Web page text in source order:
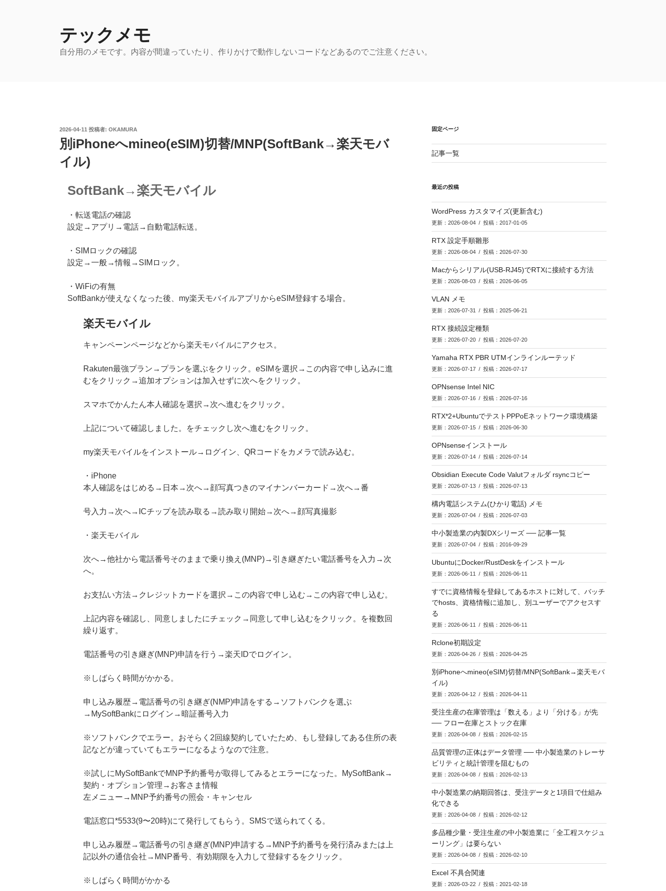
テックメモ
自分用のメモです。内容が間違っていたり、作りかけで動作しないコードなどあるのでご注意ください。
投
稿
日:
2026-04-11 投稿者: OKAMURA
別iPhoneへmineo(eSIM)切替/MNP(SoftBank→楽天モバ
イル)
SoftBank→楽天モバイル
・転送電話の確認
設定→アプリ→電話→自動電話転送。
・SIMロックの確認
設定→一般→情報→SIMロック。
・WiFiの有無
SoftBankが使えなくなった後、my楽天モバイルアプリからeSIM登録する場合。
楽天モバイル
キャンペーンページなどから楽天モバイルにアクセス。
Rakuten最強プラン→プランを選ぶをクリック。eSIMを選択→この内容で申し込みに進
むをクリック→追加オプションは加入せずに次へをクリック。
スマホでかんたん本人確認を選択→次へ進むをクリック。
上記について確認しました。をチェックし次へ進むをクリック。
my楽天モバイルをインストール→ログイン、QRコードをカメラで読み込む。
・iPhone
本人確認をはじめる→日本→次へ→顔写真つきのマイナンバーカード→次へ→番
号入力→次へ→ICチップを読み取る→読み取り開始→次へ→顔写真撮影
・楽天モバイル
次へ→他社から電話番号そのままで乗り換え(MNP)→引き継ぎたい電話番号を入力→次
へ。
お支払い方法→クレジットカードを選択→この内容で申し込む→この内容で申し込む。
上記内容を確認し、同意しましたにチェック→同意して申し込むをクリック。を複数回
繰り返す。
電話番号の引き継ぎ(MNP)申請を行う→楽天IDでログイン。
※しばらく時間がかかる。
申し込み履歴→電話番号の引き継ぎ(NMP)申請をする→ソフトバンクを選ぶ
→MySoftBankにログイン→暗証番号入力
※ソフトバンクでエラー。おそらく2回線契約していたため、もし登録してある住所の表
記などが違っていてもエラーになるようなので注意。
※試しにMySoftBankでMNP予約番号が取得してみるとエラーになった。MySoftBank→
契約・オプション管理→お客さま情報
左メニュー→MNP予約番号の照会・キャンセル
電話窓口*5533(9〜20時)にて発行してもらう。SMSで送られてくる。
申し込み履歴→電話番号の引き継ぎ(MNP)申請する→MNP予約番号を発行済みまたは上
記以外の通信会社→MNP番号、有効期限を入力して登録するをクリック。
※しばらく時間がかかる
固定ページ
記事一覧
最近の投稿
WordPress カスタマイズ(更新含む)
更新：2026-08-04 / 投稿：2017-01-05
RTX 設定手順雛形
更新：2026-08-04 / 投稿：2026-07-30
Macからシリアル(USB-RJ45)でRTXに接続する方法
更新：2026-08-03 / 投稿：2026-06-05
VLAN メモ
更新：2026-07-31 / 投稿：2025-06-21
RTX 接続設定種類
更新：2026-07-20 / 投稿：2026-07-20
Yamaha RTX PBR UTMインラインルーテッド
更新：2026-07-17 / 投稿：2026-07-17
OPNsense Intel NIC
更新：2026-07-16 / 投稿：2026-07-16
RTX*2+UbuntuでテストPPPoEネットワーク環境構築
更新：2026-07-15 / 投稿：2026-06-30
OPNsenseインストール
更新：2026-07-14 / 投稿：2026-07-14
Obsidian Execute Code Valutフォルダ rsyncコピー
更新：2026-07-13 / 投稿：2026-07-13
構内電話システム(ひかり電話) メモ
更新：2026-07-04 / 投稿：2026-07-03
中小製造業の内製DXシリーズ ── 記事一覧
更新：2026-07-04 / 投稿：2016-09-29
UbuntuにDocker/RustDeskをインストール
更新：2026-06-11 / 投稿：2026-06-11
すでに資格情報を登録してあるホストに対して、バッチ
でhosts、資格情報に追加し、別ユーザーでアクセスす
る
更新：2026-06-11 / 投稿：2026-06-11
Rclone初期設定
更新：2026-04-26 / 投稿：2026-04-25
別iPhoneへmineo(eSIM)切替/MNP(SoftBank→楽天モバ
イル)
更新：2026-04-12 / 投稿：2026-04-11
受注生産の在庫管理は「数える」より「分ける」が先
── フロー在庫とストック在庫
更新：2026-04-08 / 投稿：2026-02-15
品質管理の正体はデータ管理 ── 中小製造業のトレーサ
ビリティと統計管理を阻むもの
更新：2026-04-08 / 投稿：2026-02-13
中小製造業の納期回答は、受注データと1項目で仕組み
化できる
更新：2026-04-08 / 投稿：2026-02-12
多品種少量・受注生産の中小製造業に「全工程スケジュ
ーリング」は要らない
更新：2026-04-08 / 投稿：2026-02-10
Excel 不具合関連
更新：2026-03-22 / 投稿：2021-02-18